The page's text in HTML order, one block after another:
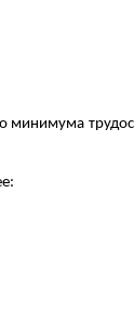
минимума